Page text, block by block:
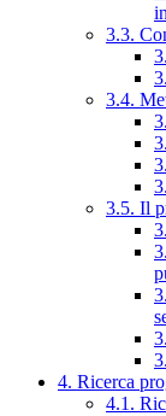
3.3.
3.4.
3.5. Il
4. Ricerca
4.1.